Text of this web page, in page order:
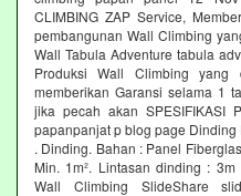
CLIMBING ZAP Service,
pembangunan Wall Climbing
Wall Tabula Adventure tabula
Produksi Wall Climbing yang
memberikan Garansi selama 1
jika pecah akan SPESIFIKASI
papanpanjat p blog page Dinding
. Dinding. Bahan : Panel
Min. 1m². Lintasan dinding :
Wall Climbing SlideShare